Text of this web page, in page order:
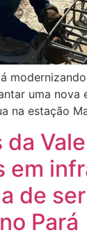
uma nova
na estação
da
em
de
Pará